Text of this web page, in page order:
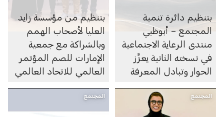
بتنظيم دائرة تنمية
المجتمع – أبوظبي
منتدى الرعاية الاجتماعية
في نسخته الثانية يعزِّز
الحوار وتبادل المعرفة
بتنظيم من مؤسسة زايد
العليا لأصحاب الهمم
وبالشراكة مع جمعية
الإمارات للصم المؤتمر
العالمي للاتحاد العالمي
دورة 2027
المجتمع المجتمع